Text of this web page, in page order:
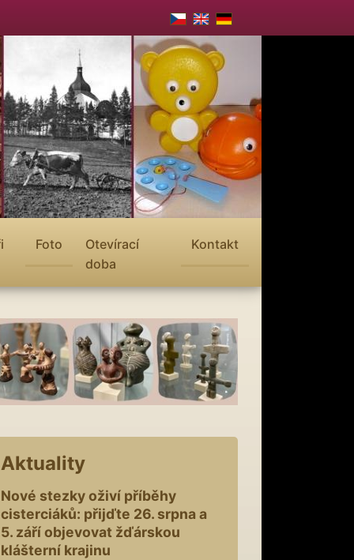
Foto
Otevírací
doba
Kontakt
Aktuality
Nové stezky oživí příběhy
cisterciáků: přijďte 26. srpna a
5. září objevovat žďárskou
klášterní krajinu